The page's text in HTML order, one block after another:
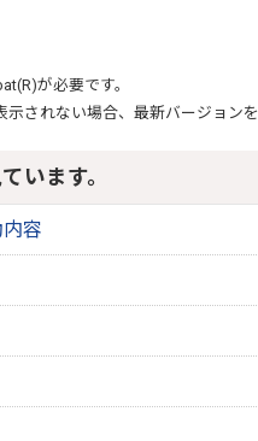
が必要です。
示されない場合、最新バージョン
います。
容